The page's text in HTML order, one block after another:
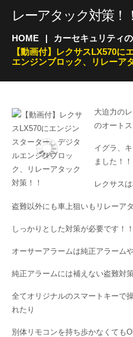
レーアタック対策！！
HOME
カーセキュリティ
【動画付】レクサスLX570に
エンジンブロック、リレーア
大迫力の
のオート
イグラ、
ました！！
レクサス
盗難以外にも車上狙いもリレーア
しっかりとした対策が必要です！！
オーサーアラームは純正アラーム
純正アラームには補えない盗難対
全てオリジナルのスマートキーで
れたり
別体リモコンを持ち歩かなくても